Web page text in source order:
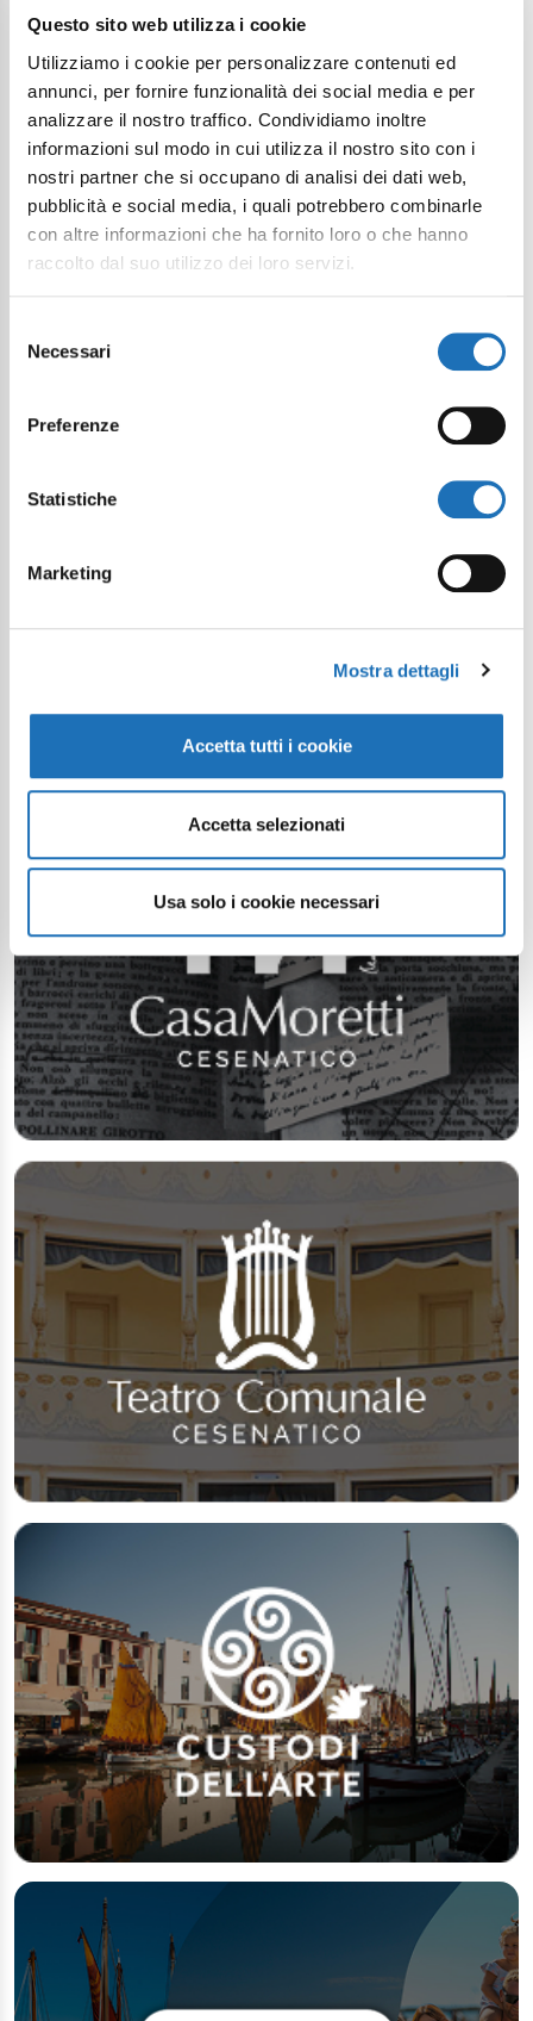
Questo sito web utilizza i cookie
Utilizziamo i cookie per personalizzare contenuti ed
annunci, per fornire funzionalità dei social media e per
analizzare il nostro traffico. Condividiamo inoltre
informazioni sul modo in cui utilizza il nostro sito con i
nostri partner che si occupano di analisi dei dati web,
pubblicità e social media, i quali potrebbero combinarle
con altre informazioni che ha fornito loro o che hanno
raccolto dal suo utilizzo dei loro servizi.
delNecessari
Preferenze
Statistiche
Marketing
Mostra dettagli
Accetta tutti i cookie
Accetta selezionati
Usa solo i cookie necessari